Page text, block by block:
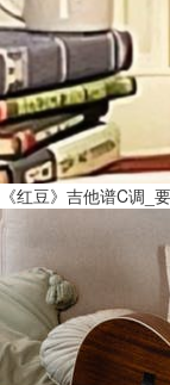
《红豆》吉他谱C调_